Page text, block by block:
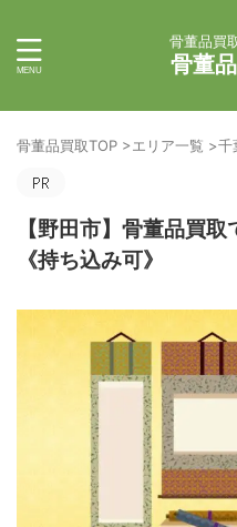
骨董品買
骨董
骨董品買取TOP >エリア一覧 >千
【野田市】骨董品買
《持ち込み可》